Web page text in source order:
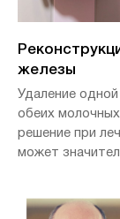
железы
Удаление
обеих
решение при
может
восстановлении.